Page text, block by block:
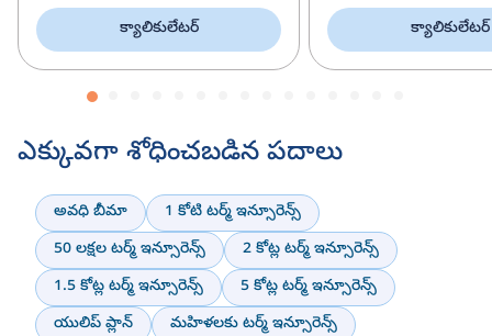
క్యాలికులేటర్ క్యాలికులేటర్
ఎక్కువగా శోధించబడిన పదాలు
అవధి బీమా
1 కోటి టర్మ్ ఇన్సూరెన్స్
50 లక్షల టర్మ్ ఇన్సూరెన్స్
2 కోట్ల టర్మ్ ఇన్సూరెన్స్
1.5 కోట్ల టర్మ్ ఇన్సూరెన్స్
5 కోట్ల టర్మ్ ఇన్సూరెన్స్
యులిప్ ప్లాన్
మహిళలకు టర్మ్ ఇన్సూరెన్స్